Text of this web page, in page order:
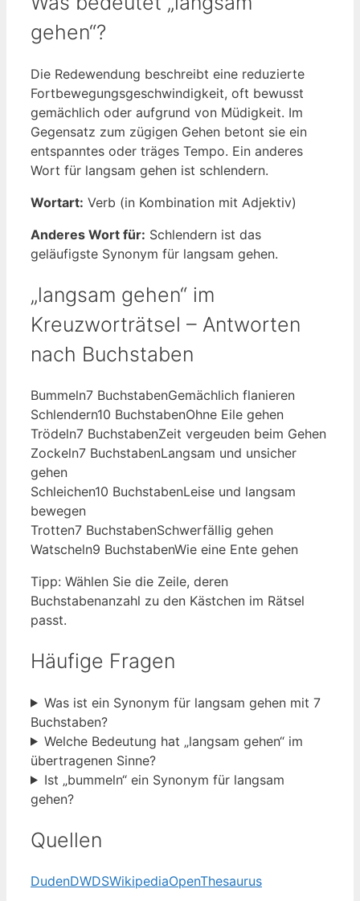
gehen“?
Die Redewendung beschreibt eine reduzierte
Fortbewegungsgeschwindigkeit, oft bewusst
gemächlich oder aufgrund von Müdigkeit. Im
Gegensatz zum zügigen Gehen betont sie ein
entspanntes oder träges Tempo. Ein anderes
Wort für langsam gehen ist schlendern.
Wortart: Verb (in Kombination mit Adjektiv)
Anderes Wort für: Schlendern ist das
geläufigste Synonym für langsam gehen.
„langsam gehen“ im
Kreuzworträtsel – Antworten
nach Buchstaben
Bummeln7 BuchstabenGemächlich flanieren
Schlendern10 BuchstabenOhne Eile gehen
Trödeln7 BuchstabenZeit vergeuden beim Gehen
Zockeln7 BuchstabenLangsam und unsicher
gehen
Schleichen10 BuchstabenLeise und langsam
bewegen
Trotten7 BuchstabenSchwerfällig gehen
Watscheln9 BuchstabenWie eine Ente gehen
Tipp: Wählen Sie die Zeile, deren
Buchstabenanzahl zu den Kästchen im Rätsel
passt.
Häufige Fragen
Was ist ein Synonym für langsam gehen mit 7
Buchstaben?
Welche Bedeutung hat „langsam gehen“ im
übertragenen Sinne?
Ist „bummeln“ ein Synonym für langsam
gehen?
Quellen
DudenDWDSWikipediaOpenThesaurus